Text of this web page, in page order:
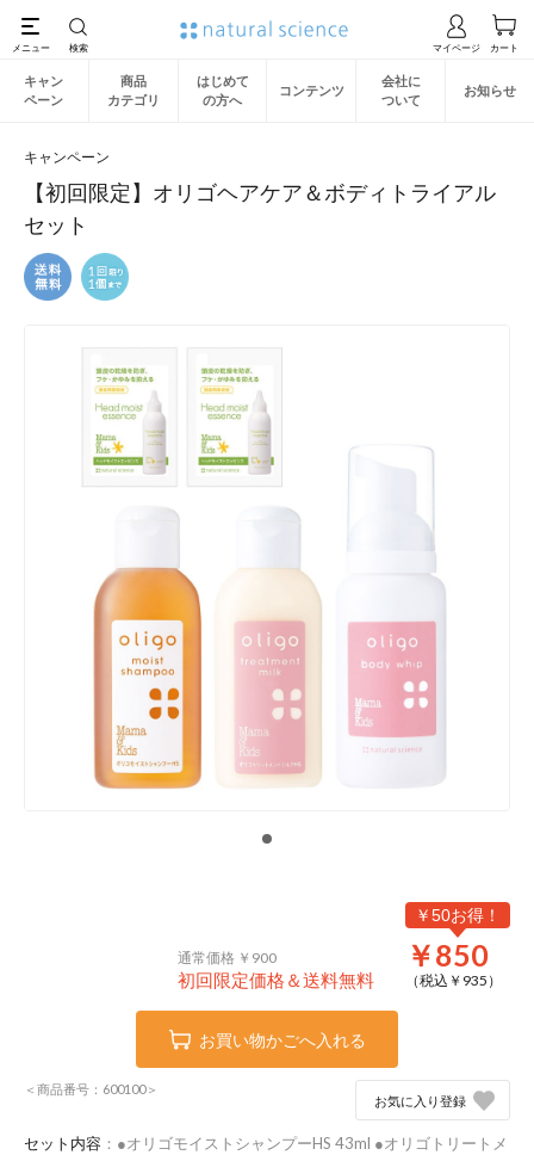
キャン
ペーン
商品
カテゴリ
はじめて
の方へ
コンテンツ
会社に
ついて
お知らせ
キャンペーン
【初回限定】オリゴヘアケア＆ボディトライアル
セット
通常価格 ￥900
初回限定価格＆送料無料
￥50お得！
￥850
（税込￥ 935 ）
お買い物かごへ入れる
＜商品番号：600100＞
お気に入り登録
セット内容 ：●オリゴモイストシャンプーHS 43ml ●オリゴトリートメ